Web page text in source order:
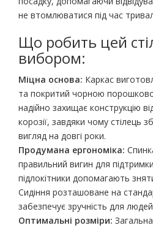
не втомлюватися під час
Що робить цей
вибором:
Міцна основа: Каркас
та покритий чорною
надійно захищає конструкцію
корозії, завдяки чому стілець
вигляд на довгі роки.
Продумана ергономіка:
правильний вигин для
підлокітники допомагають
Сидіння розташоване на
забезпечує зручність для
Оптимальні розміри: